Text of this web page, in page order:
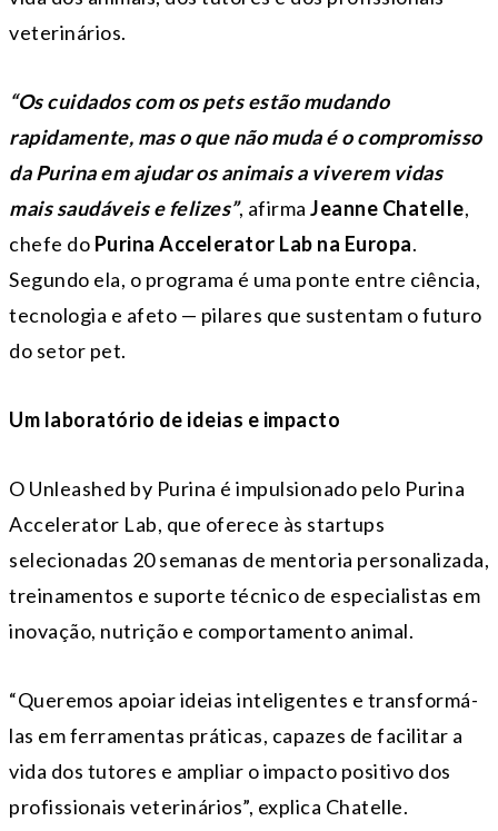
veterinários.
“Os cuidados com os pets estão mudando
rapidamente, mas o que não muda é o compromisso
da Purina em ajudar os animais a viverem vidas
mais saudáveis e felizes”, afirma Jeanne Chatelle,
chefe do Purina Accelerator Lab na Europa.
Segundo ela, o programa é uma ponte entre ciência,
tecnologia e afeto — pilares que sustentam o futuro
do setor pet.
Um laboratório de ideias e impacto
O Unleashed by Purina é impulsionado pelo Purina
Accelerator Lab, que oferece às startups
selecionadas 20 semanas de mentoria personalizada,
treinamentos e suporte técnico de especialistas em
inovação, nutrição e comportamento animal.
“Queremos apoiar ideias inteligentes e transformá-
las em ferramentas práticas, capazes de facilitar a
vida dos tutores e ampliar o impacto positivo dos
profissionais veterinários”, explica Chatelle.